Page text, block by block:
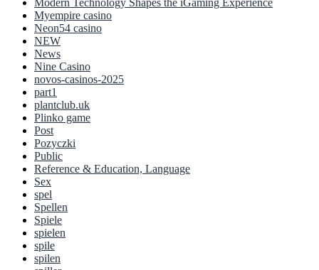
Modern Technology Shapes the iGaming Experience
Myempire casino
Neon54 casino
NEW
News
Nine Casino
novos-casinos-2025
part1
plantclub.uk
Plinko game
Post
Pozyczki
Public
Reference & Education, Language
Sex
spel
Spellen
Spiele
spielen
spile
spilen